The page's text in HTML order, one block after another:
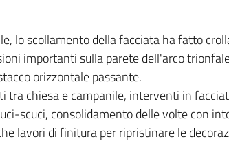
lo scollamento della facciata ha fatto
importanti sulla parete dell'arco
orizzontale passante.
tra chiesa e campanile, interventi in
scuci, consolidamento delle volte con
lavori di finitura per ripristinare le